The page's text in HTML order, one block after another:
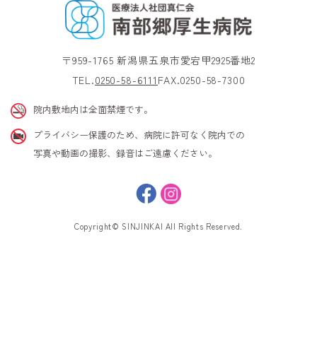
〒959-1765 新潟県五泉市愛宕甲2925番地2
TEL.0250-58-6111 FAX.0250-58-7300
院内敷地内は全面禁煙です。
プライバシー保護のため、病院に許可なく院内での
写真や動画の撮影、録音はご遠慮ください。
Copyright© SINJINKAI All Rights Reserved.